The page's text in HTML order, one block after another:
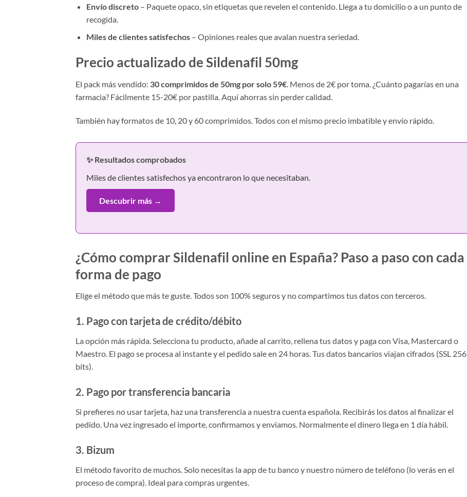
Envío discreto– Paquete opaco, sin etiquetas que revelen el contenido. Llega a tu domicilio o a un punto de
recogida.
Miles de clientes satisfechos– Opiniones reales que avalan nuestra seriedad.
Precio actualizado de Sildenafil 50mg
El pack más vendido: 30 comprimidos de 50mg por solo 59€. Menos de 2€ por toma. ¿Cuánto pagarías en una
farmacia? Fácilmente 15-20€ por pastilla. Aquí ahorras sin perder calidad.
También hay formatos de 10, 20 y 60 comprimidos. Todos con el mismo precio imbatible y envío rápido.
✨ Resultados comprobados
Miles de clientes satisfechos ya encontraron lo que necesitaban.
Descubrir más →
¿Cómo comprar Sildenafil online en España? Paso a paso con cada
forma de pago
Elige el método que más te guste. Todos son 100% seguros y no compartimos tus datos con terceros.
1. Pago con tarjeta de crédito/débito
La opción más rápida. Selecciona tu producto, añade al carrito, rellena tus datos y paga con Visa, Mastercard o
Maestro. El pago se procesa al instante y el pedido sale en 24 horas. Tus datos bancarios viajan cifrados (SSL 256
bits).
2. Pago por transferencia bancaria
Si prefieres no usar tarjeta, haz una transferencia a nuestra cuenta española. Recibirás los datos al finalizar el
pedido. Una vez ingresado el importe, confirmamos y enviamos. Normalmente el dinero llega en 1 día hábil.
3. Bizum
El método favorito de muchos. Solo necesitas la app de tu banco y nuestro número de teléfono (lo verás en el
proceso de compra). Ideal para compras urgentes.